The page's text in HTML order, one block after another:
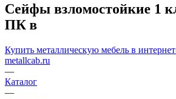
Сейфы взломостойкие 1
ПК в
Купить металлическую мебель в
metallcab.ru
—
Каталог
—